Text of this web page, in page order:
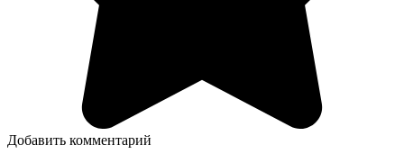
Добавить комментарий